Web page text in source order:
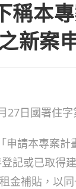
稱本
新案
日國署住字
請本專案
記或已取得
金補貼，以